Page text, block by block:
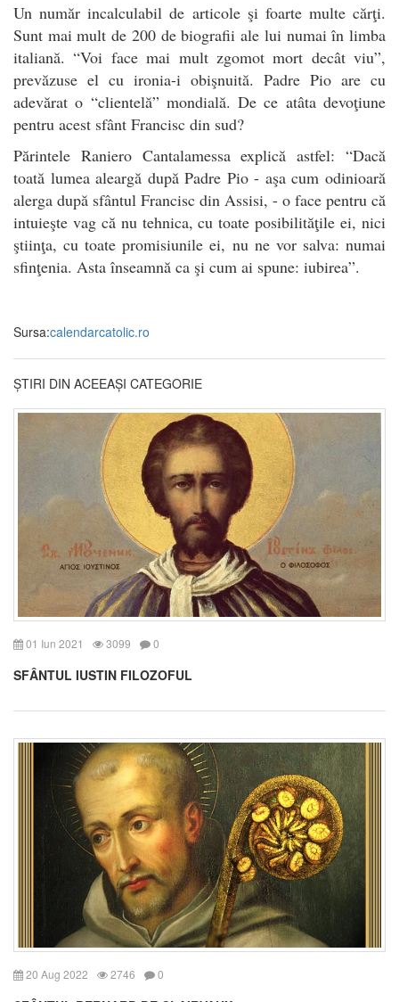
Un număr incalculabil de articole şi foarte multe cărţi.
Sunt mai mult de 200 de biografii ale lui numai în limba
italiană. “Voi face mai mult zgomot mort decât viu”,
prevăzuse el cu ironia-i obişnuită. Padre Pio are cu
adevărat o “clientelă” mondială. De ce atâta devoţiune
pentru acest sfânt Francisc din sud?
Părintele Raniero Cantalamessa explică astfel: “Dacă
toată lumea aleargă după Padre Pio - aşa cum odinioară
alerga după sfântul Francisc din Assisi, - o face pentru că
intuieşte vag că nu tehnica, cu toate posibilităţile ei, nici
ştiinţa, cu toate promisiunile ei, nu ne vor salva: numai
sfinţenia. Asta înseamnă ca şi cum ai spune: iubirea”.
Sursa:calendarcatolic.ro
ȘTIRI DIN ACEEAȘI CATEGORIE
01 Iun 2021 3099 0
SFÂNTUL IUSTIN FILOZOFUL
20 Aug 2022 2746 0